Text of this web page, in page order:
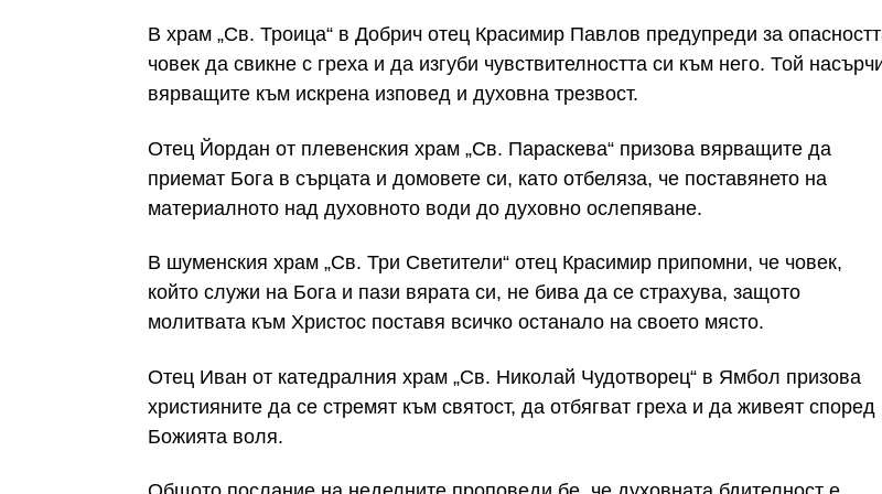
В храм „Св. Троица“ в Добрич отец Красимир Павлов предупреди за
човек да свикне с греха и да изгуби чувствителността си към него. Той
вярващите към искрена изповед и духовна трезвост.
Отец Йордан от плевенския храм „Св. Параскева“ призова вярващите да
приемат Бога в сърцата и домовете си, като отбеляза, че поставянето на
материалното над духовното води до духовно ослепяване.
В шуменския храм „Св. Три Светители“ отец Красимир припомни, че човек,
който служи на Бога и пази вярата си, не бива да се страхува, защото
молитвата към Христос поставя всичко останало на своето място.
Отец Иван от катедралния храм „Св. Николай Чудотворец“ в Ямбол призова
християните да се стремят към святост, да отбягват греха и да живеят според
Божията воля.